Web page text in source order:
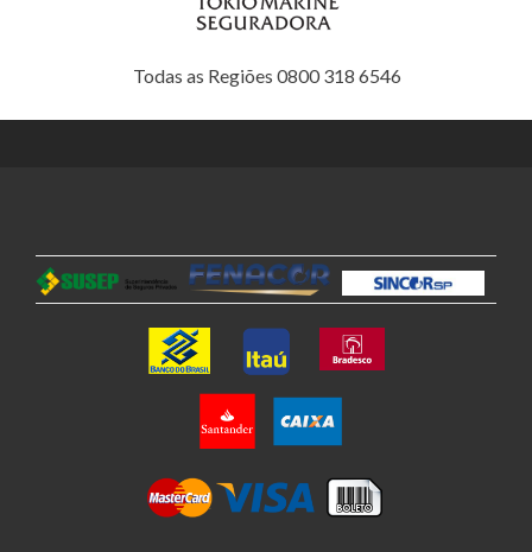
Todas as Regiões 0800 318 6546